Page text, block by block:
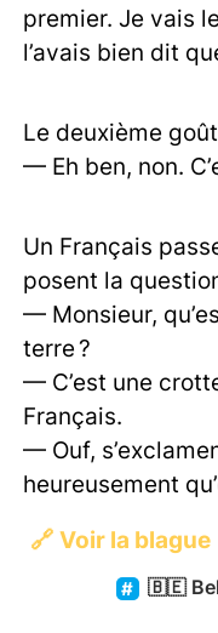
premier. Je vais
l’avais bien dit
Le deuxième
— Eh ben, non.
Un Français
posent la
— Monsieur,
terre ?
— C’est une
Français.
— Ouf,
heureusement
🔗 Voir la blague
🇧🇪